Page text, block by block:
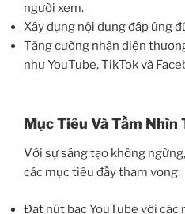
người xem.
Xây dựng nội dung đáp ứng
Tăng cường nhận diện
như YouTube, TikTok và
Mục Tiêu Và Tầm Nhìn
Với sự sáng tạo không
các mục tiêu đầy tham vọng:
Đạt nút bạc YouTube với các